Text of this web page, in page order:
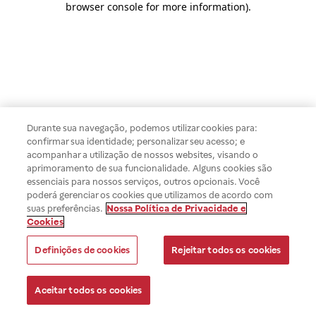
browser console for more information).
Durante sua navegação, podemos utilizar cookies para:
confirmar sua identidade; personalizar seu acesso; e
acompanhar a utilização de nossos websites, visando o
aprimoramento de sua funcionalidade. Alguns cookies são
essenciais para nossos serviços, outros opcionais. Você
poderá gerenciar os cookies que utilizamos de acordo com
suas preferências. Nossa Política de Privacidade e
Cookies
Definições de cookies Rejeitar todos os cookies
Aceitar todos os cookies